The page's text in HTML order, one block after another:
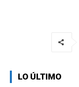
LO ÚLTIMO